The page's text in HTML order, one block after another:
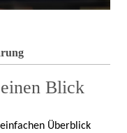
Blick
Überblick